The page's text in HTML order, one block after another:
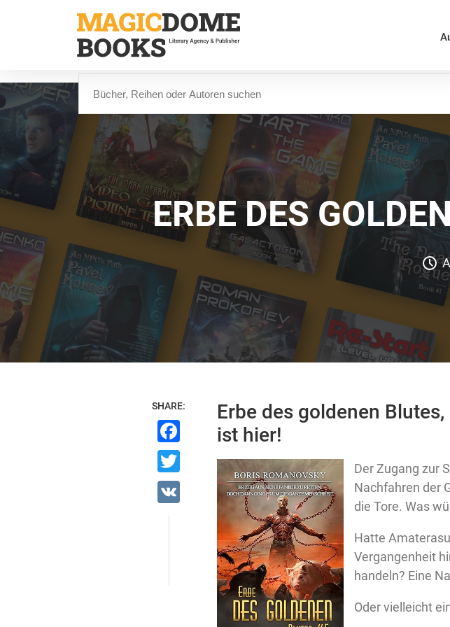
ERBE DES
Erbe des goldenen
ist hier!
Der Zugang zur
Nachfahren der
die Tore. Was
Hatte
Vergangenheit
handeln? Eine
Oder vielleicht
SHARE:
Facebook
Twitter